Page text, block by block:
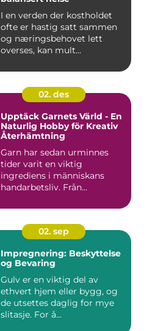
I en verden der kostholdet
ofte er hastig satt sammen
og næringsbehovet lett
overses, kan mult...
02. des
Upptäck Garnets Värld - En
Naturlig Hobby för Kreativ
Återhämtning
Garn har sedan urminnes
tider varit en viktig
ingrediens i människans
handarbetsliv. Från...
02. sep
Impregnering: Beskyttelse
og Bevaring
Gulv er en viktig del av
ethvert hjem eller bygg, og
de utsettes daglig for mye
slitasje. For å...